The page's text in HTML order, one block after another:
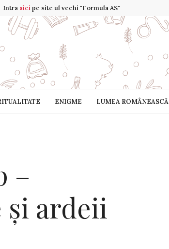
Intra aicipe site ul vechi "Formula AS"
ENIGME LUMEA ROMÂNEASCĂ
–
și ardeii